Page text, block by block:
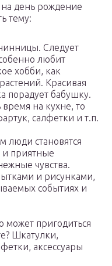
на день рождение
тему:
Следует
любит
хобби, как
Красивая
порадует бабушку.
на кухне, то
салфетки и т.п.
люди становятся
и приятные
чувства.
и рисунками,
событиях и
может пригодиться
Шкатулки,
аксессуары